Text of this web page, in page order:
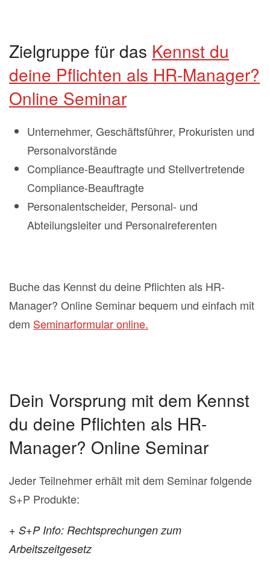
Zielgruppe für das Kennst du
deine Pflichten als HR-Manager?
Online Seminar
Unternehmer, Geschäftsführer, Prokuristen und
Personalvorstände
Compliance-Beauftragte und Stellvertretende
Compliance-Beauftragte
Personalentscheider, Personal- und
Abteilungsleiter und Personalreferenten
Buche das Kennst du deine Pflichten als HR-
Manager? Online Seminar bequem und einfach mit
dem Seminarformular online.
Dein Vorsprung mit dem Kennst
du deine Pflichten als HR-
Manager? Online Seminar
Jeder Teilnehmer erhält mit dem Seminar folgende
S+P Produkte:
+ S+P Info: Rechtsprechungen zum
Arbeitszeitgesetz